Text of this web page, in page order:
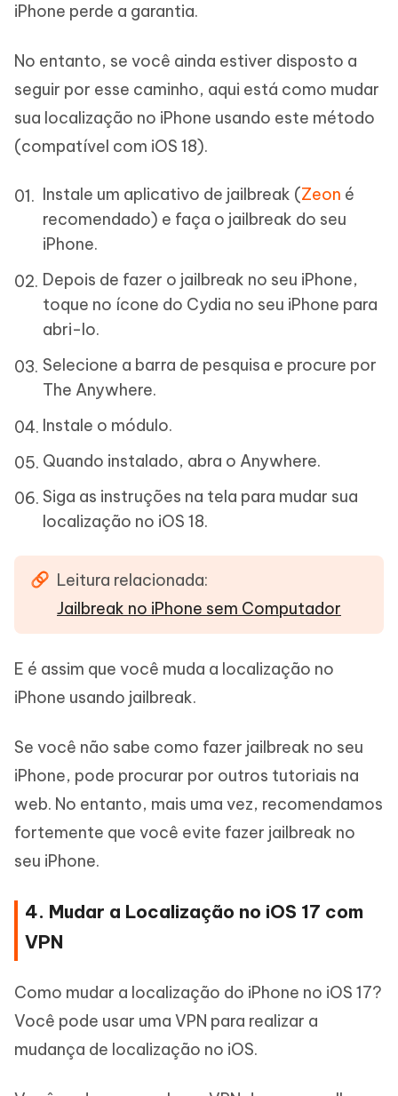
iPhone perde a garantia.
No entanto, se você ainda estiver disposto a
seguir por esse caminho, aqui está como mudar
sua localização no iPhone usando este método
(compatível com iOS 18).
Instale um aplicativo de jailbreak (Zeon é
recomendado) e faça o jailbreak do seu
iPhone.
Depois de fazer o jailbreak no seu iPhone,
toque no ícone do Cydia no seu iPhone para
abri-lo.
Selecione a barra de pesquisa e procure por
The Anywhere.
Instale o módulo.
Quando instalado, abra o Anywhere.
Siga as instruções na tela para mudar sua
localização no iOS 18.
Leitura relacionada:
Jailbreak no iPhone sem Computador
E é assim que você muda a localização no
iPhone usando jailbreak.
Se você não sabe como fazer jailbreak no seu
iPhone, pode procurar por outros tutoriais na
web. No entanto, mais uma vez, recomendamos
fortemente que você evite fazer jailbreak no
seu iPhone.
4. Mudar a Localização no iOS 17 com
VPN
Como mudar a localização do iPhone no iOS 17?
Você pode usar uma VPN para realizar a
mudança de localização no iOS.